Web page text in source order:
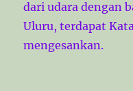
dari udara dengan
Uluru, terdapat
mengesankan.